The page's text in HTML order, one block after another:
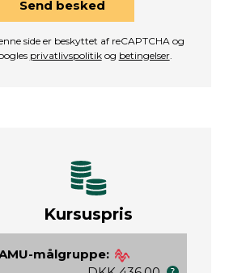
Send besked
side er beskyttet af reCAPTCHA og
privatlivspolitikog betingelser.
Kursuspris
målgruppe: